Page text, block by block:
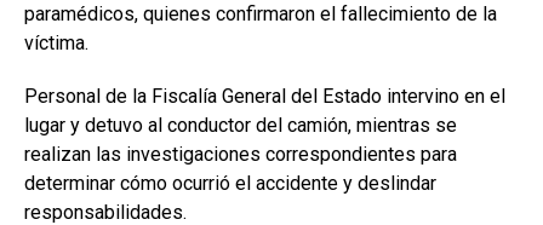
paramédicos, quienes confirmaron el fallecimiento de la
víctima.
Personal de la Fiscalía General del Estado intervino en el
lugar y detuvo al conductor del camión, mientras se
realizan las investigaciones correspondientes para
determinar cómo ocurrió el accidente y deslindar
responsabilidades.